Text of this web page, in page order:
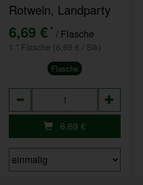
Rotwein, Landparty
6,69 € * / Flasche
1 * Flasche (6,69 € / Stk)
Flasche
6,69 €